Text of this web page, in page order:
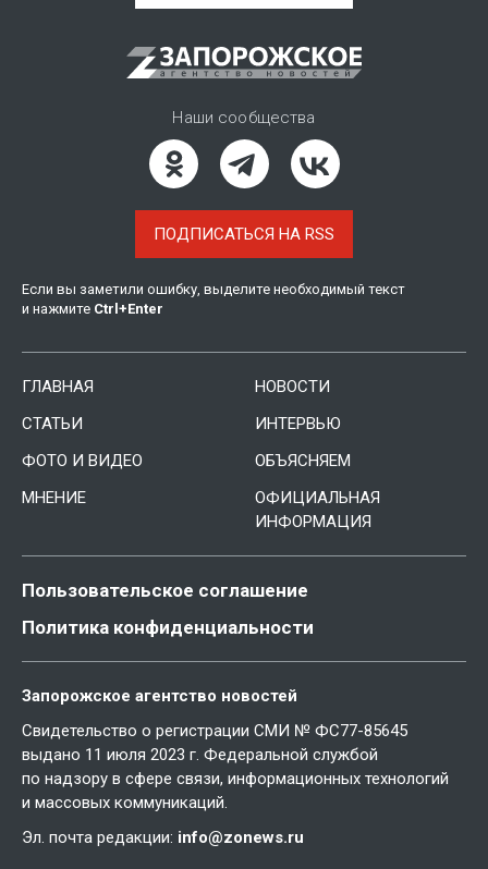
Наши сообщества
ПОДПИСАТЬСЯ НА RSS
Если вы заметили ошибку, выделите необходимый текст
и нажмите Ctrl +Enter
ГЛАВНАЯ
НОВОСТИ
СТАТЬИ
ИНТЕРВЬЮ
ФОТО И ВИДЕО
ОБЪЯСНЯЕМ
МНЕНИЕ
ОФИЦИАЛЬНАЯ
ИНФОРМАЦИЯ
Пользовательское соглашение
Политика конфиденциальности
Запорожское агентство новостей
Свидетельство о регистрации СМИ № ФС77-85645
выдано 11 июля 2023 г. Федеральной службой
по надзору в сфере связи, информационных технологий
и массовых коммуникаций.
Эл. почта редакции: info@zonews.ru